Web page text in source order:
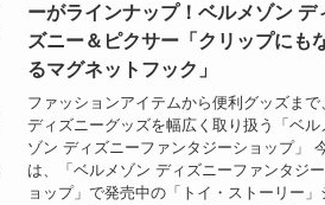
ーがラインナップ！ベルメゾン デ
ズニー＆ピクサー「クリップにも
るマグネットフック」
ファッションアイテムから便利グッズまで
ディズニーグッズを幅広く取り扱う「ベル
ゾン ディズニーファンタジーショップ」
は、「ベルメゾン ディズニーファンタジ
ョップ」で発売中の「トイ・ストーリー」